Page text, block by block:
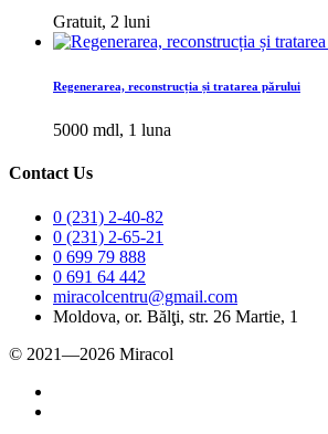
Gratuit, 2 luni
Regenerarea, reconstrucția și tratarea părului
5000 mdl, 1 luna
Contact Us
0 (231) 2-40-82
0 (231) 2-65-21
0 699 79 888
0 691 64 442
miracolcentru@gmail.com
Moldova, or. Bălţi, str. 26 Martie, 1
© 2021—2026 Miracol